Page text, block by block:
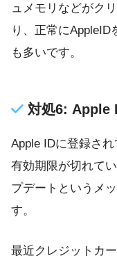
ュメモリなどがク
り、正常にAppleID
も多いです。
対処6: Apple
Apple IDに登録さ
有効期限が切れて
プデートというメ
す。
最近クレジットカ